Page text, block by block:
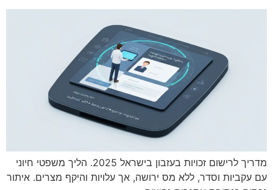
חשד לרצח: בן 20 נורה למוות במוקייבלה
Court halts Knesset Finance C'ttee transfers
Finance C'ttee doles out money to haredim,
settlements
מדריך לרישום זכויות בעזבון בישראל 2025. הליך משפטי חיוני
עם עקביות וסדר, ללא מס ירושה, אך עלויות והיקף מצרים. איתור